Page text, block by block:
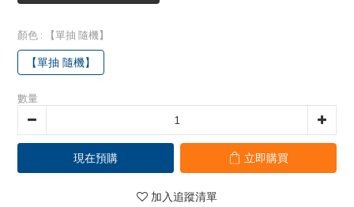
顏色 : 【單抽 隨機】
【單抽 隨機】
數量
現在預購 立即購買
加入追蹤清單